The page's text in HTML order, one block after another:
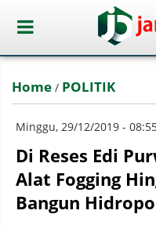
Home / POLITIK
Minggu, 29/12/2019 -
Di Reses Edi
Alat Fogging
Bangun